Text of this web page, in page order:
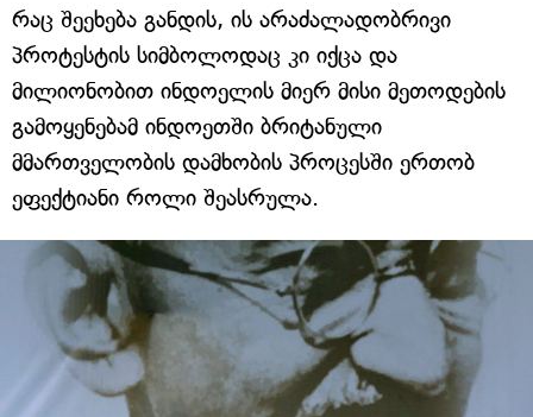
რაც შეეხება განდის, ის არაძალადობრივი
პროტესტის სიმბოლოდაც კი იქცა და
მილიონობით ინდოელის მიერ მისი მეთოდების
გამოყენებამ ინდოეთში ბრიტანული
მმართველობის დამხობის პროცესში ერთობ
ეფექტიანი როლი შეასრულა.